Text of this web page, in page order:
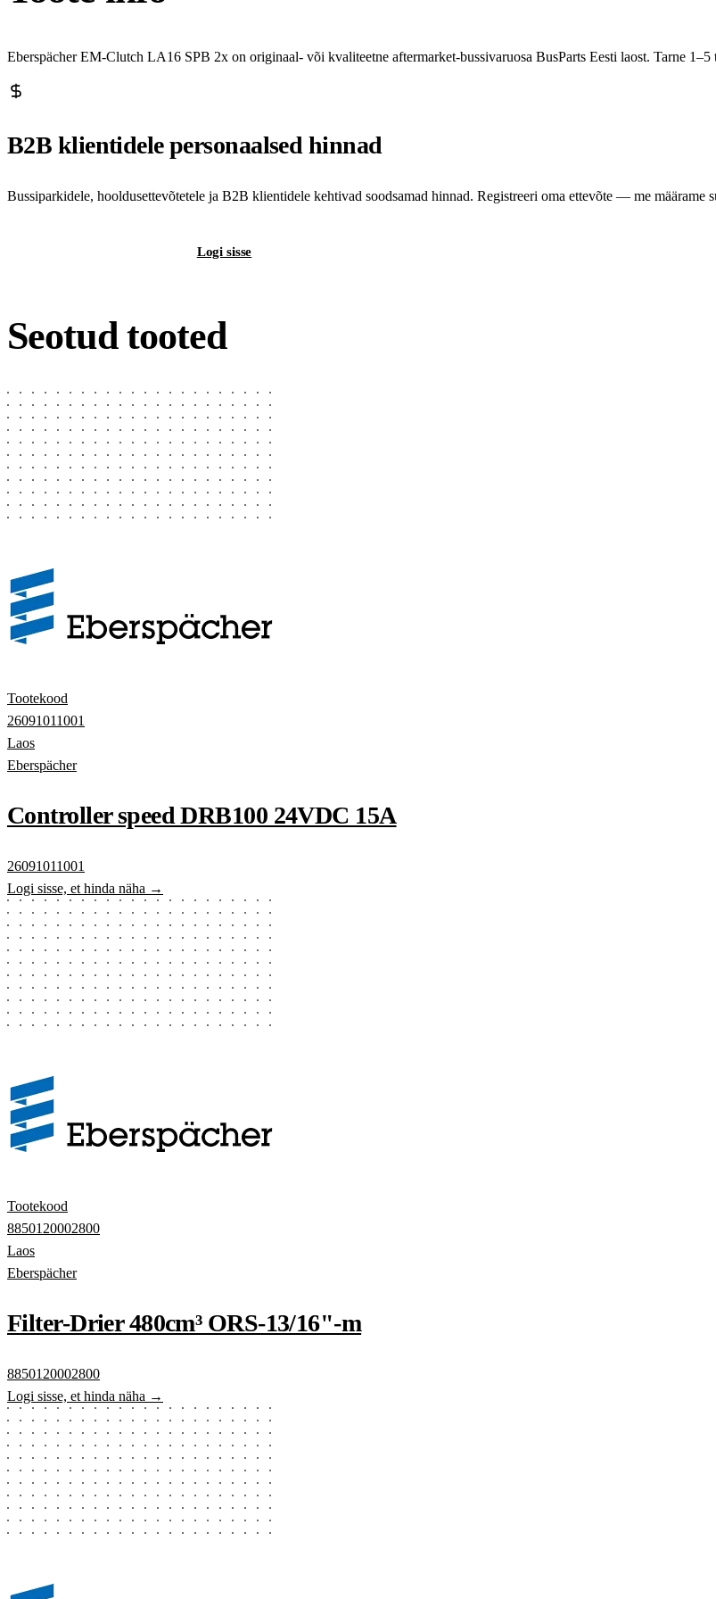
Eberspächer EM-Clutch LA16 SPB 2x on originaal- või kvaliteetne aftermarket-bussivaruosa BusParts Eesti laost. Tarne
B2B klientidele personaalsed hinnad
Bussiparkidele, hooldusettevõtetele ja B2B klientidele kehtivad soodsamad hinnad. Registreeri oma ettevõte — me määrame
Logi sisse
Seotud tooted
Tootekood
26091011001
Laos
Eberspächer
Controller speed DRB100 24VDC 15A
26091011001
Logi sisse, et hinda näha →
Tootekood
8850120002800
Laos
Eberspächer
Filter-Drier 480cm³ ORS-13/16"-m
8850120002800
Logi sisse, et hinda näha →